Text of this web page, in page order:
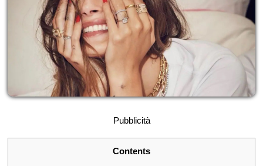
Pubblicità
Contents